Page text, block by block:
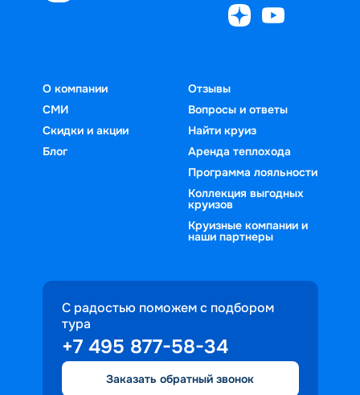
О компании
СМИ
Скидки и акции
Блог
Отзывы
Вопросы и ответы
Найти круиз
Аренда теплохода
Программа лояльности
Коллекция выгодных
круизов
Круизные компании и
наши партнеры
С радостью поможем с подбором
тура
+7 495 877-58-34
Заказать обратный звонок